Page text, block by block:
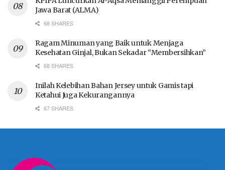
Jawa Barat (ALMA)
68 SHARES
Ragam Minuman yang Baik untuk Menjaga
Kesehatan Ginjal, Bukan Sekadar “Membersihkan”
68 SHARES
Inilah Kelebihan Bahan Jersey untuk Gamis tapi
Ketahui Juga Kekurangannya
67 SHARES